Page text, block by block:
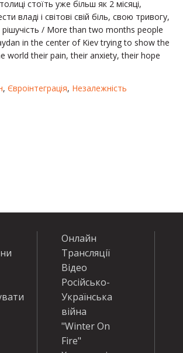
стоїть уже більш як 2 місяці,
владі і світові свій біль, свою тривогу,
/ More than two months people
in the center of Kiev trying to show the
world their pain, their anxiety, their hope
, Євроінтеграція, Незалежність
Онлайн
Трансляції
Відео
Російсько-
Українська
війна
"Winter On
Fire"